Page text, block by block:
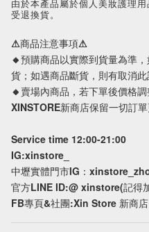
由於本產品屬於個人美妝護理
受退換貨。
⚠商品注意事項⚠
🔸預購商品以實際到貨量為準
貨；如遇商品斷貨，則有取消此
🔸賣場內商品，若下單後價格
XINSTORE新商店保留一切訂單
Service time 12:00-21:00
IG:xinstore_
中壢實體門市IG：
官方LINE ID:@ xinstore(記得
FB專頁&社團:Xin Store 新商店